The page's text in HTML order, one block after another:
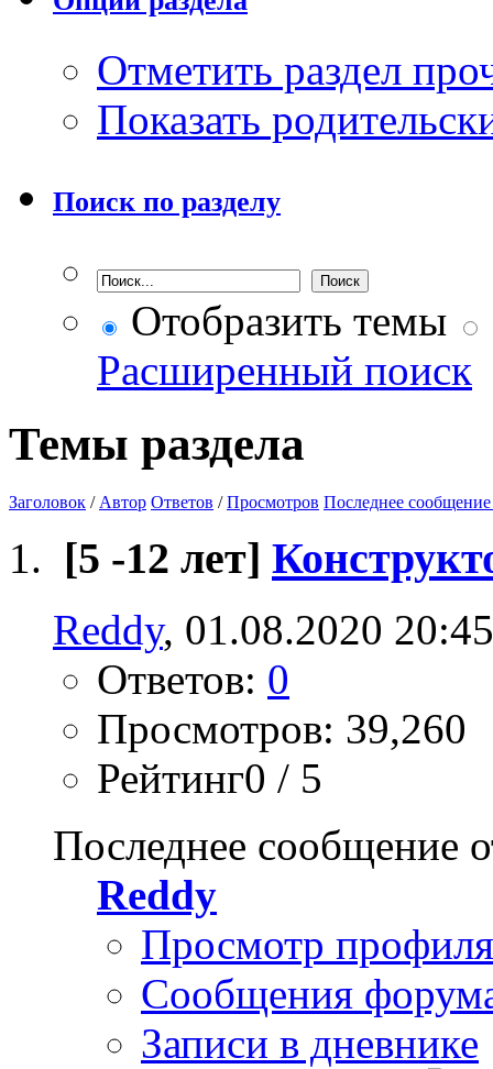
Отметить раздел
Показать
Поиск по разделу
Отобразить темы
Расширенный поиск
Темы раздела
Заголовок / Автор Ответов /Просмотров Последнее сообщение
[5 -12 лет]
Reddy, 01.08.2020 20:45
Ответов: 0
Просмотров: 39,260
Рейтинг0 / 5
Последнее сообщение
Reddy
Просмотр профиля
Сообщения
Записи в дневнике